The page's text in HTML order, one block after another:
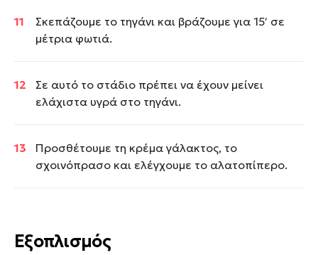
Εξοπλισμός
Σκεπάζουμε το τηγάνι και βράζουμε για 15′ σε
μέτρια φωτιά.
Σε αυτό το στάδιο πρέπει να έχουν μείνει
ελάχιστα υγρά στο τηγάνι.
Προσθέτουμε τη κρέμα γάλακτος, το
σχοινόπρασο και ελέγχουμε το αλατοπίπερο.